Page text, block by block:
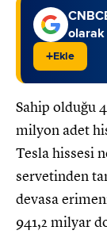
+Ekle
Sahip olduğu
milyon adet
Tesla hissesi
servetinden
devasa
941,2 milyar